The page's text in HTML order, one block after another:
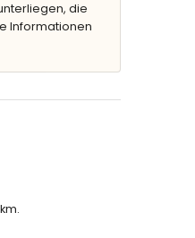
die
Informationen